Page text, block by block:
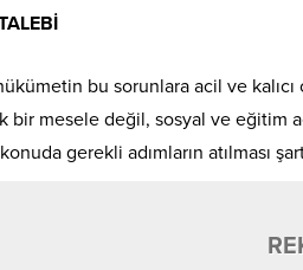
bu sorunlara acil ve
bir mesele değil, sosyal ve eğitim
gerekli adımların atılması